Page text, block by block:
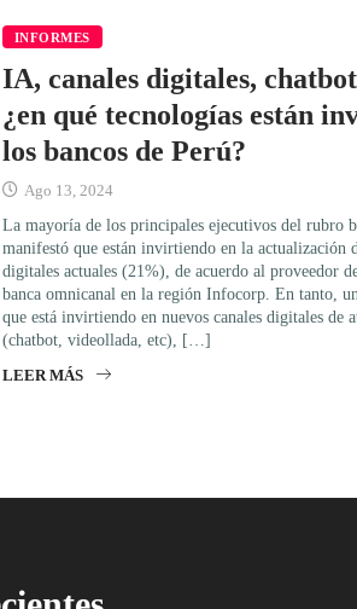
INFORMES
IA, canales digitales,
¿en qué tecnologías están
los bancos de Perú?
Ago 13, 2024
La mayoría de los principales ejecutivos del rubro
manifestó que están invirtiendo en la actualización
digitales actuales (21%), de acuerdo al proveedor
banca omnicanal en la región Infocorp. En tanto,
que está invirtiendo en nuevos canales digitales de
(chatbot, videollada, etc), […]
LEER MÁS